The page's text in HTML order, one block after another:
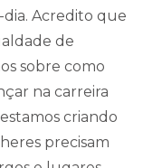
Acredito que
de
sobre como
na carreira
criando
precisam